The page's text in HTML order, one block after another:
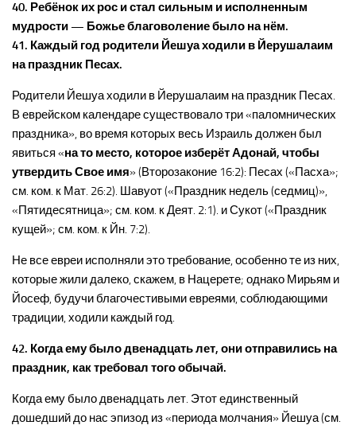
40. Ребёнок их рос и стал сильным и исполненным
мудрости — Божье благоволение было на нём.
41. Каждый год родители Йешуа ходили в Йерушалаим
на праздник Песах.
Родители Йешуа ходили в Йерушалаим на праздник Песах.
В еврейском календаре существовало три «паломнических
праздника», во время которых весь Израиль должен был
явиться «на то место, которое изберёт Адонай, чтобы
утвердить Свое имя» (Второзаконие 16:2): Песах («Пасха»;
см. ком. к Мат. 26:2). Шавуот («Праздник недель (седмиц)»,
«Пятидесятница»; см. ком. к Деят. 2:1). и Сукот («Праздник
кущей»; см. ком. к Йн. 7:2).
Не все евреи исполняли это требование, особенно те из них,
которые жили далеко, скажем, в Нацерете; однако Мирьям и
Йосеф, будучи благочестивыми евреями, соблюдающими
традиции, ходили каждый год.
42. Когда ему было двенадцать лет, они отправились на
праздник, как требовал того обычай.
Когда ему было двенадцать лет. Этот единственный
дошедший до нас эпизод из «периода молчания» Йешуа (см.